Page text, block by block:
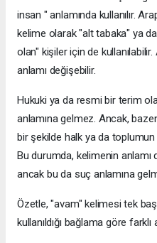
insan " anlamında kullanılır.
kelime olarak "alt tabaka" ya
olan" kişiler için de kullanılabilir.
anlamı değişebilir.
Hukuki ya da resmi bir terim
anlamına gelmez. Ancak,
bir şekilde halk ya da
Bu durumda, kelimenin
ancak bu da suç anlamına
Özetle, "avam" kelimesi tek
kullanıldığı bağlama göre